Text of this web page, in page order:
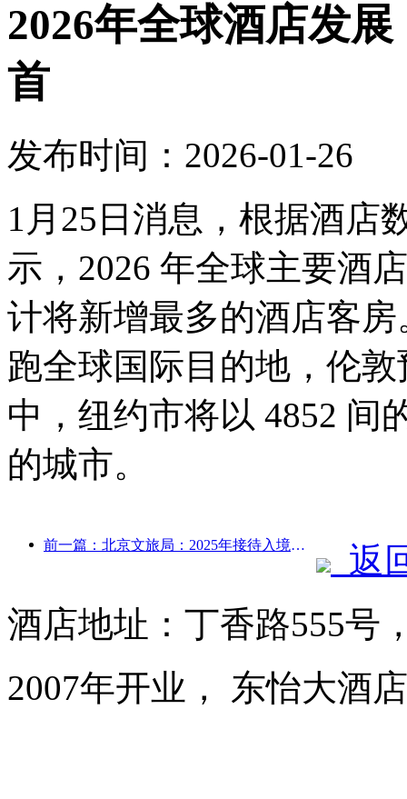
2026年全球酒店发
首
发布时间：2026-01-26
1月25日消息，根据酒店
示，2026 年全球主要酒
计将新增最多的酒店客
跑全球国际目的地，伦
中，纽约市将以 4852 间
的城市。
前一篇：北京文旅局：2025年接待入境游客548万人次，同比增长39%
返
酒店地址：丁香路555号
2007年开业， 东怡大